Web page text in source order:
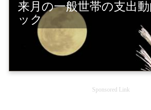
来月の一般世帯の支出
ック
Sponsored Link